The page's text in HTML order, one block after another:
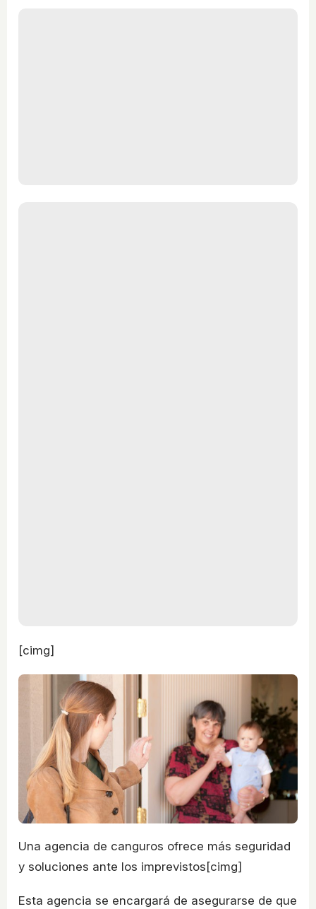
[cimg]
Una agencia de canguros ofrece más seguridad
y soluciones ante los imprevistos[cimg]
Esta agencia se encargará de asegurarse de que